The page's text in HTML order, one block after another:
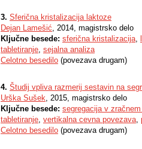
3. Sferična kristalizacija laktoze
Dejan Lamešić, 2014, magistrsko delo
Ključne besede: sferična kristalizacija,
tabletiranje, sejalna analiza
Celotno besedilo (povezava drugam)
4. Študij vpliva razmerij sestavin na
Urška Sušek, 2015, magistrsko delo
Ključne besede: segregacija v
tabletiranje, vertikalna cevna povezava,
Celotno besedilo (povezava drugam)